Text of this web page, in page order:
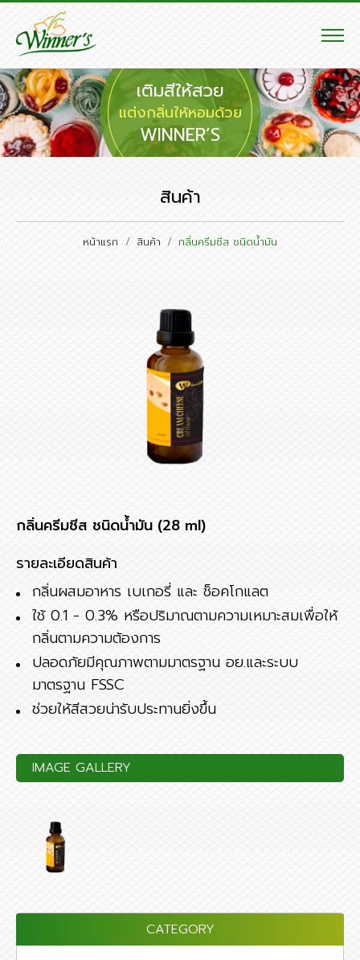
เติมสีให้สวย
แต่งกลิ่นให้หอมด้วย
WINNER’S
สินค้า
หน้าแรก สินค้า กลิ่นครีมชีส ชนิดน้ำมัน
กลิ่นครีมชีส ชนิดน้ำมัน (28 ml)
รายละเอียดสินค้า
กลิ่นผสมอาหาร เบเกอรี่ และ ช็อคโกแลต
ใช้ 0.1 - 0.3% หรือปริมาณตามความเหมาะสมเพื่อให้
กลิ่นตามความต้องการ
ปลอดภัยมีคุณภาพตามมาตรฐาน อย.และระบบ
มาตรฐาน FSSC
ช่วยให้สีสวยน่ารับประทานยิ่งขึ้น
IMAGE GALLERY
CATEGORY